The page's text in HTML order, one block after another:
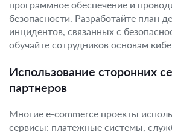
программное обеспечение и
безопасности. Разработайте план
инцидентов, связанных с
обучайте сотрудников основам
Использование сторонних
партнеров
Многие e-commerce проекты
сервисы: платежные системы,